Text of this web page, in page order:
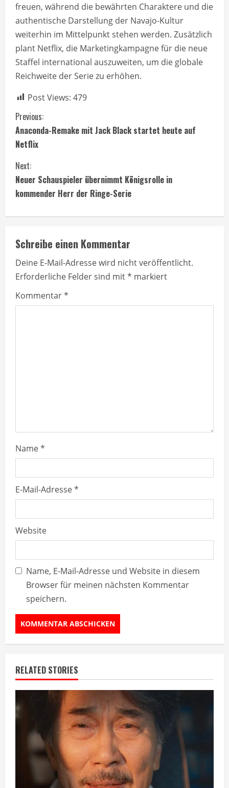
freuen, während die bewährten Charaktere und die
authentische Darstellung der Navajo-Kultur
weiterhin im Mittelpunkt stehen werden. Zusätzlich
plant Netflix, die Marketingkampagne für die neue
Staffel international auszuweiten, um die globale
Reichweite der Serie zu erhöhen.
Post Views: 479
C
o
n
t
u
e
R
e
Previous:
Anaconda-Remake mit Jack Black startet heute auf
Netflix
Next:
Neuer Schauspieler übernimmt Königsrolle in
kommender Herr der Ringe-Serie
Schreibe einen Kommentar
Deine E-Mail-Adresse wird nicht veröffentlicht.
Erforderliche Felder sind mit* markiert
Kommentar*
Name*
E-Mail-Adresse*
Website
Name, E-Mail-Adresse und Website in diesem
Browser für meinen nächsten Kommentar
speichern.
RELATED STORIES